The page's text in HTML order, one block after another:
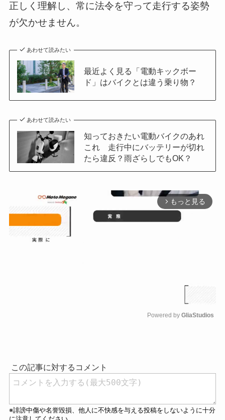
正しく理解し、常に法令を守って走行する姿勢
が欠かせません。
あわせて読みたい
最近よく見る「電動キックボー
ド」はバイクとは違う乗り物？
あわせて読みたい
知っておきたい電動バイクのあれ
これ 走行中にバッテリーが切れ
たら違反？雨ざらしでもOK？
arrow_forward_ios もっと見る
Powered by GliaStudios